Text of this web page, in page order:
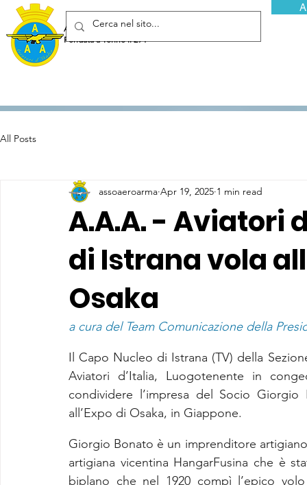
Associazione Arma Aeronautica - Aviatori d'Italia ETS
Fondata a Torino il 29 febbraio 1952
All Posts
A.A.A. - Aviatori
di Istrana vola
Osaka
assoaeroarma Apr 19, 2025 1 min read
a cura del Team Comunicazione della
Il Capo Nucleo di Istrana (TV) della
Aviatori d’Italia, Luogotenente in
condividere l’impresa del Socio
all’Expo di Osaka, in Giappone.
Giorgio Bonato è un imprenditore
artigiana vicentina HangarFusina che è
biplano che nel 1920 compì l’epico